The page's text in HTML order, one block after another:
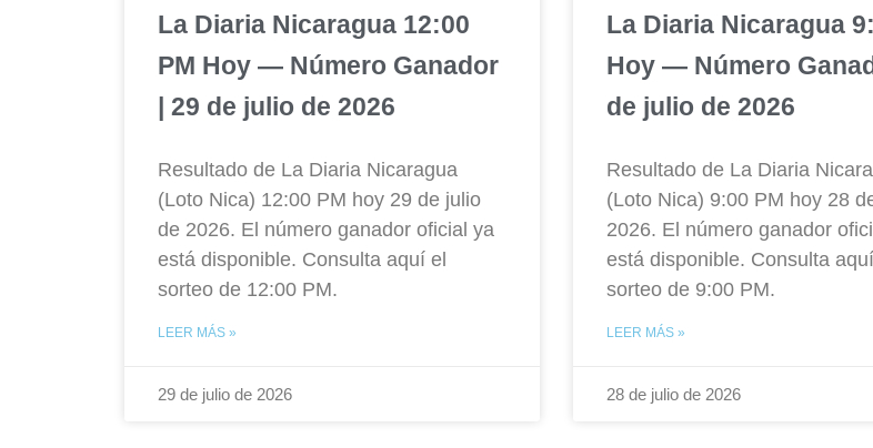
La Diaria Nicaragua 12:00
PM Hoy — Número Ganador
| 29 de julio de 2026
Resultado de La Diaria Nicaragua
(Loto Nica) 12:00 PM hoy 29 de julio
de 2026. El número ganador oficial ya
está disponible. Consulta aquí el
sorteo de 12:00 PM.
LEER MÁS »
29 de julio de 2026
La Diaria Nicaragua
Hoy — Número
de julio de 2026
Resultado de La Diaria
(Loto Nica) 9:00 PM hoy 28
2026. El número ganador
está disponible. Consulta
sorteo de 9:00 PM.
LEER MÁS »
28 de julio de 2026